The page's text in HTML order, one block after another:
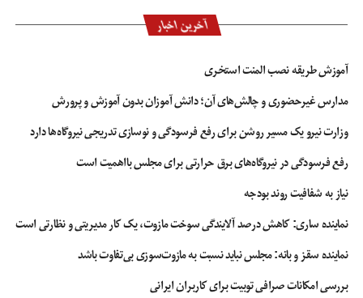
آخرین اخبار
آموزش طریقه نصب المنت استخری
مدارس غیرحضوری و چالش‌های آن؛ دانش آموزان بدون آموزش و پرورش
وزارت نیرو یک مسیر روشن برای رفع فرسودگی و نوسازی تدریجی نیروگاه‌ها دارد
رفع فرسودگی در نیروگاه‌های برق حرارتی برای مجلس بااهمیت است
نیاز به شفافیت روند بودجه
نماینده ساری: کاهش درصد آلایندگی سوخت مازوت، یک کار مدیریتی و نظارتی است
نماینده سقز و بانه: مجلس نباید نسبت به مازوت‌سوزی بی‌تفاوت باشد
بررسی امکانات صرافی توبیت برای کاربران ایرانی